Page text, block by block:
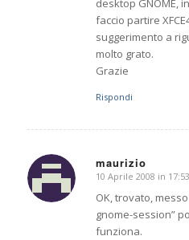
desktop GNOME,
faccio partire
suggerimento a
molto grato.
Grazie
Rispondi
maurizio
dice:
10 Aprile 2008 in 17:53
OK, trovato,
gnome-session”
funziona.